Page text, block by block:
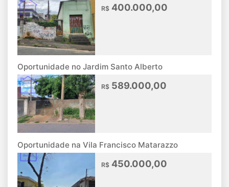
R$ 400.000,00
Oportunidade no Jardim Santo Alberto
R$ 589.000,00
Oportunidade na Vila Francisco Matarazzo
R$ 450.000,00